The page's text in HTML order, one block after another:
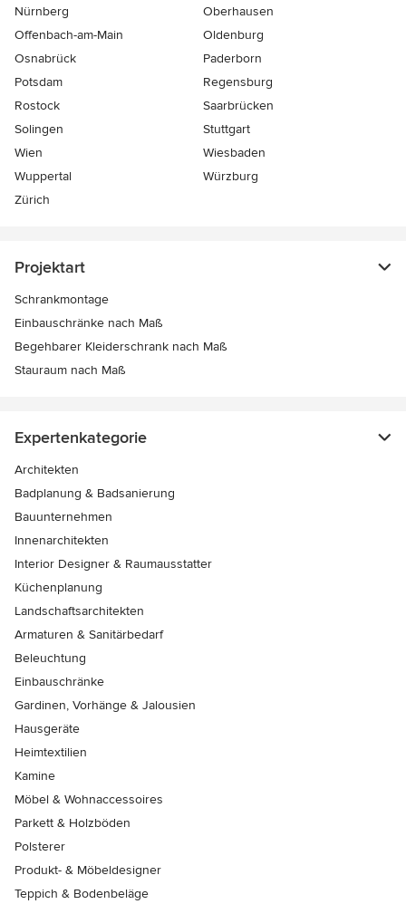
Nürnberg
Oberhausen
Offenbach-am-Main
Oldenburg
Osnabrück
Paderborn
Potsdam
Regensburg
Rostock
Saarbrücken
Solingen
Stuttgart
Wien
Wiesbaden
Wuppertal
Würzburg
Zürich
Projektart
Schrankmontage
Einbauschränke nach Maß
Begehbarer Kleiderschrank nach Maß
Stauraum nach Maß
Expertenkategorie
Architekten
Badplanung & Badsanierung
Bauunternehmen
Innenarchitekten
Interior Designer & Raumausstatter
Küchenplanung
Landschaftsarchitekten
Armaturen & Sanitärbedarf
Beleuchtung
Einbauschränke
Gardinen, Vorhänge & Jalousien
Hausgeräte
Heimtextilien
Kamine
Möbel & Wohnaccessoires
Parkett & Holzböden
Polsterer
Produkt- & Möbeldesigner
Teppich & Bodenbeläge